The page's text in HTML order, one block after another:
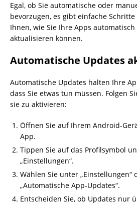
Egal, ob Sie automatische oder
bevorzugen, es gibt einfache
Ihnen, wie Sie Ihre Apps
aktualisieren können.
Automatische Updates
Automatische Updates halten Ihre
dass Sie etwas tun müssen. Folgen
sie zu aktivieren:
Öffnen Sie auf Ihrem Android-
App.
Tippen Sie auf das Profilsymbol
„Einstellungen“.
Wählen Sie unter „Einstellungen“
„Automatische App-Updates“.
Entscheiden Sie, ob Updates nur